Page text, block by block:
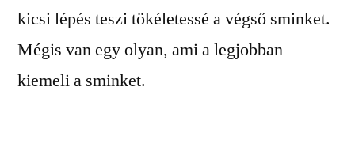
kicsi lépés teszi tökéletessé a végső sminket.
Mégis van egy olyan, ami a legjobban
kiemeli a sminket.